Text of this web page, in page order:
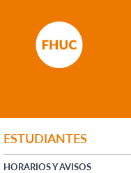
ESTUDIANTES
HORARIOS Y AVISOS